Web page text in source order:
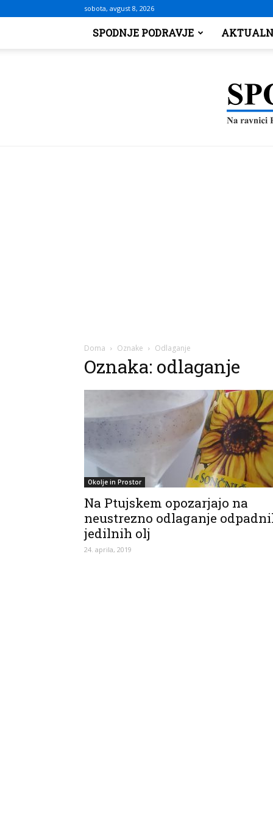
sobota, avgust 8, 2026
SPODNJE PODRAVJE
Doma Oznake Odlaganje
Oznaka: odlaganje
Okolje in Prostor
Na Ptujskem opozarjajo na
neustrezno odlaganje
jedilnih olj
24. aprila, 2019